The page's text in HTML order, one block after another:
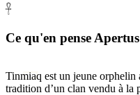
𓉐
𓋹
Ce qu'en pense Apertus
Tinmiaq est un jeune orphelin
tradition d’un clan vendu à la